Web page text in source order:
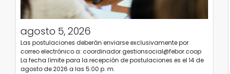
agosto 5, 2026
Las postulaciones deberán enviarse exclusivamente por
correo electrónico a: coordinador.gestionsocial@febor.coop
La fecha límite para la recepción de postulaciones es el 14 de
agosto de 2026 a las 5:00 p. m.